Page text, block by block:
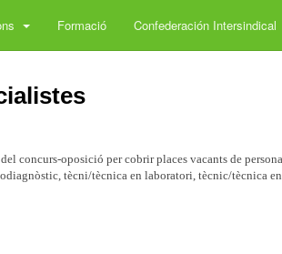
Formació Confederación Intersindical
concurs-oposició per cobrir places vacants de
tècni/tècnica en laboratori, tècnic/tècnica